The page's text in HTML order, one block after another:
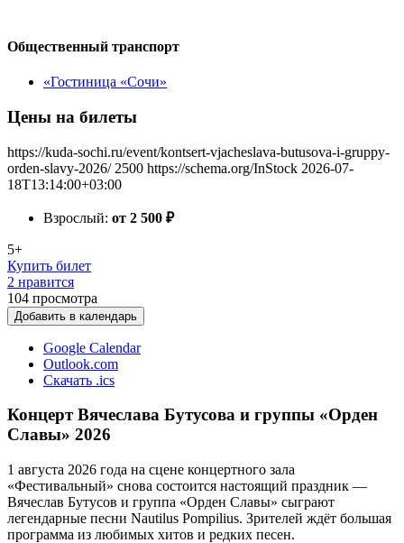
Общественный транспорт
«Гостиница «Сочи»
Цены на билеты
https://kuda-sochi.ru/event/kontsert-vjacheslava-butusova-i-gruppy-
orden-slavy-2026/ 2500 https://schema.org/InStock 2026-07-
18T13:14:00+03:00
Взрослый: от 2 500 ₽
5+
Купить билет
2 нравится
104 просмотра
Добавить в календарь
Google Calendar
Outlook.com
Скачать .ics
Концерт Вячеслава Бутусова и группы «Орден
Славы» 2026
1 августа 2026 года на сцене концертного зала
«Фестивальный» снова состоится настоящий праздник —
Вячеслав Бутусов и группа «Орден Славы» сыграют
легендарные песни Nautilus Pompilius. Зрителей ждёт большая
программа из любимых хитов и редких песен.